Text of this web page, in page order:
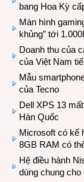
bang Hoa Kỳ
Màn hình
khủng” tới
Doanh thu của
của Việt Nam
Mẫu
của Tecno
Dell XPS 13
Hàn Quốc
Microsoft có kế
8GB RAM có
Hệ điều hành
dùng chung